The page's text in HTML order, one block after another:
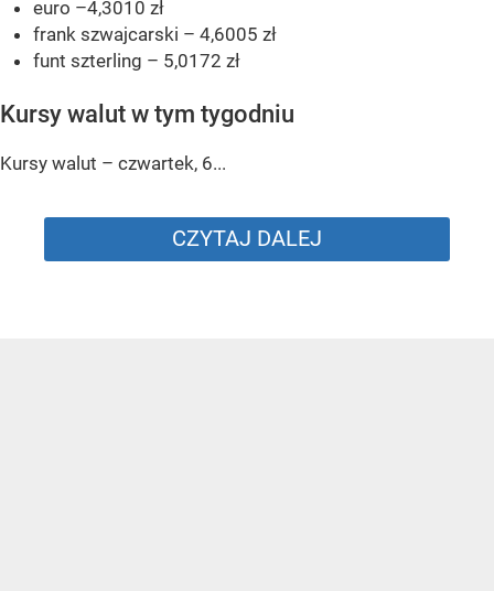
euro –4,3010 zł
frank szwajcarski – 4,6005 zł
funt szterling – 5,0172 zł
Kursy walut w tym tygodniu
Kursy walut – czwartek, 6...
CZYTAJ DALEJ